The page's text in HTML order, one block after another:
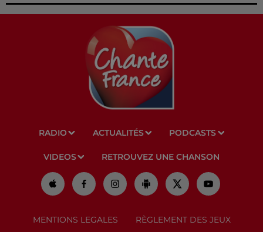
RADIO ACTUALITÉS PODCASTS
VIDEOS RETROUVEZ UNE CHANSON
MENTIONS LEGALES RÈGLEMENT DES JEUX